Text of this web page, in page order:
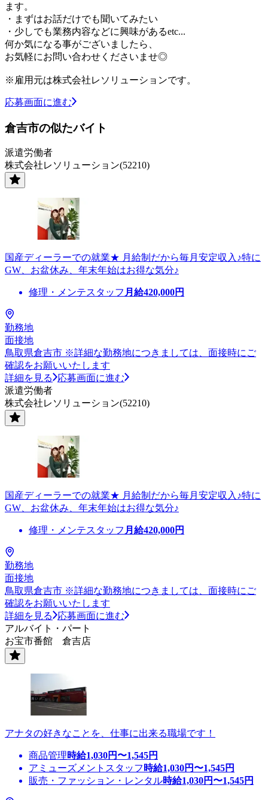
ます。
・まずはお話だけでも聞いてみたい
・少しでも業務内容などに興味があるetc...
何か気になる事がございましたら、
お気軽にお問い合わせくださいませ◎
※雇用元は株式会社レソリューションです。
応募画面に進む
倉吉市の似たバイト
派遣労働者
株式会社レソリューション(52210)
国産ディーラーでの就業★ 月給制だから毎月安定収入♪特に
GW、お盆休み、年末年始はお得な気分♪
修理・メンテスタッフ 月給420,000円
勤務地
面接地
鳥取県倉吉市 ※詳細な勤務地につきましては、面接時にご
確認をお願いいたします
詳細を見る
応募画面に進む
派遣労働者
株式会社レソリューション(52210)
国産ディーラーでの就業★ 月給制だから毎月安定収入♪特に
GW、お盆休み、年末年始はお得な気分♪
修理・メンテスタッフ 月給420,000円
勤務地
面接地
鳥取県倉吉市 ※詳細な勤務地につきましては、面接時にご
確認をお願いいたします
詳細を見る
応募画面に進む
アルバイト・パート
お宝市番館 倉吉店
アナタの好きなことを、仕事に出来る職場です！
商品管理時給1,030円〜1,545円
アミューズメントスタッフ 時給1,030円〜1,545円
販売・ファッション・レンタル時給1,030円〜1,545円